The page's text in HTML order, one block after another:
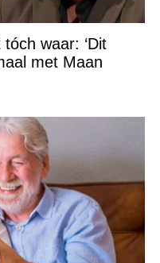
waar: ‘Dit
met Maan